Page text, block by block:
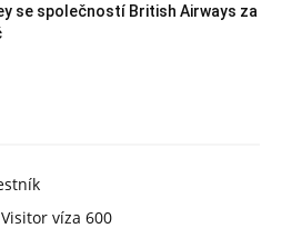
se společností British Airways za
víza 600